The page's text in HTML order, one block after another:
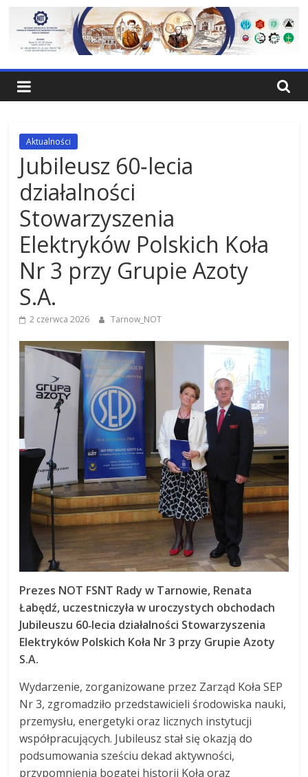
content
NOT
Tarnów
Federacja
Stowarzyrzeń
Naukowo-
Technicznych
Rada
Tarnowie
Aktualności
Jubileusz 60‑lecia
działalności
Stowarzyszenia
Elektryków Polskich Koła
Nr 3 przy Grupie Azoty
S.A.
2 czerwca 2026 Tarnow_NOT
Prezes NOT FSNT Rady w Tarnowie, Renata
Łabędź, uczestniczyła w uroczystych obchodach
Jubileuszu 60‑lecia działalności Stowarzyszenia
Elektryków Polskich Koła Nr 3 przy Grupie Azoty
S.A.
Wydarzenie, zorganizowane przez Zarząd Koła SEP
Nr 3, zgromadziło przedstawicieli środowiska nauki,
przemysłu, energetyki oraz licznych instytucji
współpracujących. Jubileusz stał się okazją do
podsumowania sześciu dekad aktywności,
przypomnienia bogatej historii Koła oraz